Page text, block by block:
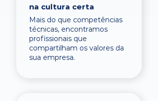
na cultura certa
Mais do que competências
técnicas, encontramos
profissionais que
compartilham os valores da
sua empresa.